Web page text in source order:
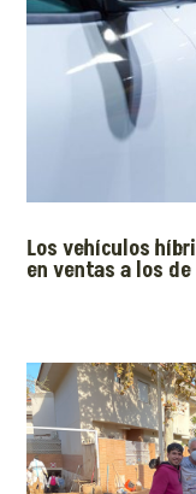
Los vehículos
en ventas a los